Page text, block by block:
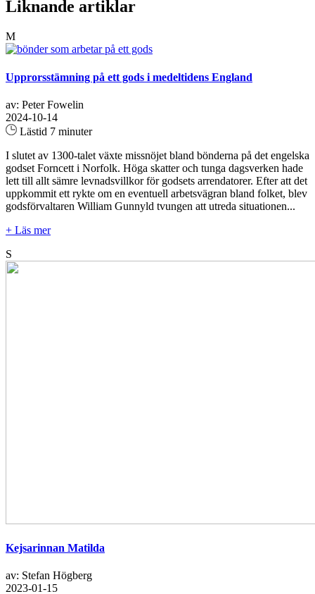
Liknande artiklar
M
Upprorsstämning på ett gods i medeltidens England
av: Peter Fowelin
2024-10-14
Lästid 7 minuter
I slutet av 1300-talet växte missnöjet bland bönderna på det engelska
godset Forncett i Norfolk. Höga skatter och tunga dagsverken hade
lett till allt sämre levnadsvillkor för godsets arrendatorer. Efter att det
uppkommit ett rykte om en eventuell arbetsvägran bland folket, blev
godsförvaltaren William Gunnyld tvungen att utreda situationen...
+ Läs mer
S
Kejsarinnan Matilda
av: Stefan Högberg
2023-01-15